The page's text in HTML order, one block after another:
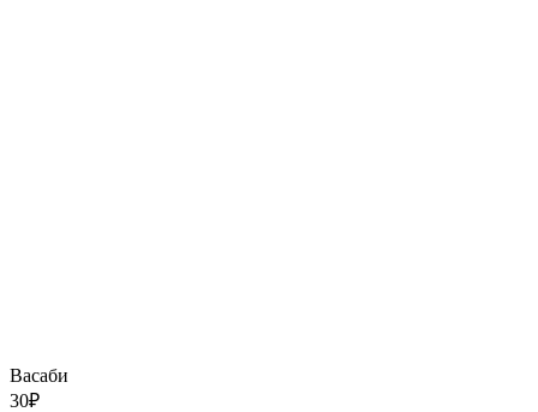
Васаби
30₽